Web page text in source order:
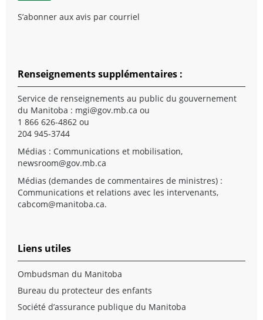
S’abonner aux avis par courriel
Renseignements supplémentaires :
Service de renseignements au public du gouvernement
du Manitoba : mgi@gov.mb.ca ou
1 866 626-4862 ou
204 945-3744
Médias : Communications et mobilisation,
newsroom@gov.mb.ca
Médias (demandes de commentaires de ministres) :
Communications et relations avec les intervenants,
cabcom@manitoba.ca.
Liens utiles
Ombudsman du Manitoba
Bureau du protecteur des enfants
Société d’assurance publique du Manitoba